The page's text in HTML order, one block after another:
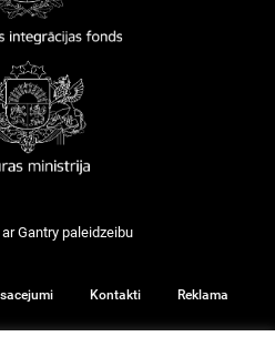
arGantry paleidzeibu
Kontakti Reklama